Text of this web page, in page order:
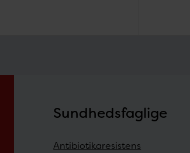
Sundhedsfaglige
Antibiotikaresistens